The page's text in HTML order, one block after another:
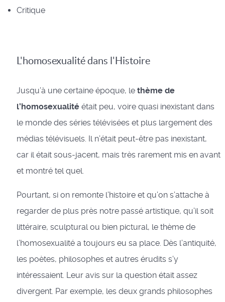
Critique
L'homosexualité dans l'Histoire
Jusqu’à une certaine époque, le thème de
l’homosexualitéétait peu, voire quasi inexistant dans
le monde des séries télévisées et plus largement des
médias télévisuels. Il n’était peut-être pas inexistant,
car il était sous-jacent, mais très rarement mis en avant
et montré tel quel.
Pourtant, si on remonte l’histoire et qu’on s’attache à
regarder de plus près notre passé artistique, qu’il soit
littéraire, sculptural ou bien pictural, le thème de
l’homosexualité a toujours eu sa place. Dès l’antiquité,
les poètes, philosophes et autres érudits s’y
intéressaient. Leur avis sur la question était assez
divergent. Par exemple, les deux grands philosophes